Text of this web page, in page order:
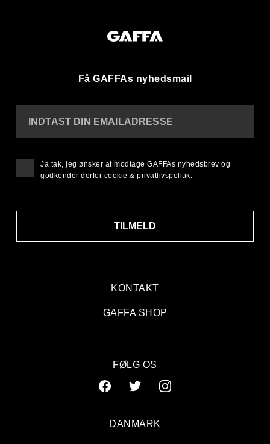
Få GAFFAs nyhedsmail
KONTAKT
GAFFA SHOP
INDTAST DIN EMAILADRESSE
TILMELD
Ja tak, jeg ønsker at modtage GAFFAs nyhedsbrev og
godkender derfor cookie & privatlivspolitik.
FØLG OS
DANMARK